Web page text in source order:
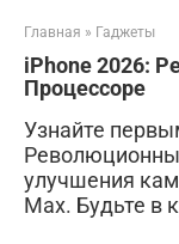
Главная » Гаджеты
iPhone 2026:
Процессоре
Узнайте
улучшения
Max. Будьте в